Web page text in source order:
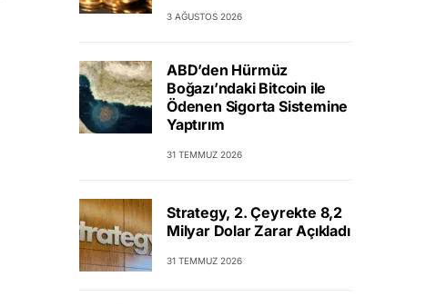
3 AĞUSTOS 2026
ABD’den Hürmüz
Boğazı’ndaki Bitcoin ile
Ödenen Sigorta Sistemine
Yaptırım
31 TEMMUZ 2026
Strategy, 2. Çeyrekte 8,2
Milyar Dolar Zarar Açıkladı
31 TEMMUZ 2026